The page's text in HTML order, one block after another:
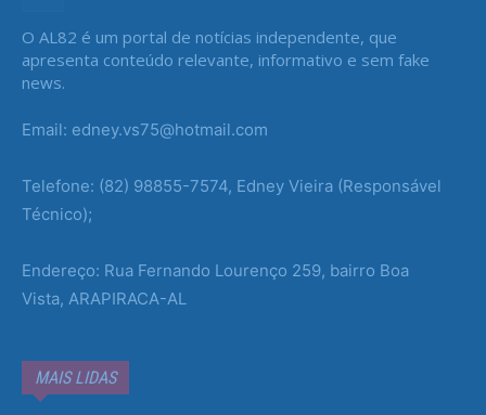
O AL82 é um portal de notícias independente, que
apresenta conteúdo relevante, informativo e sem fake
news.
Email: edney.vs75@hotmail.com
Telefone: (82) 98855-7574, Edney Vieira (Responsável
Técnico);
Endereço: Rua Fernando Lourenço 259, bairro Boa
Vista, ARAPIRACA-AL
MAIS LIDAS